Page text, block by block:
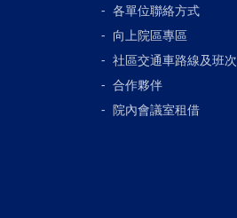
各單位聯絡方式
向上院區專區
社區交通車路線及班次
合作夥伴
院內會議室租借